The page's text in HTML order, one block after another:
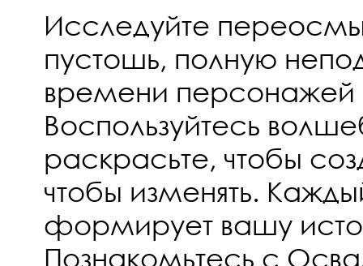
Исследуйте
пустошь, полную
времени персонажей
Воспользуйтесь
раскрасьте, чтобы
чтобы изменять.
формирует вашу
Познакомьтесь с